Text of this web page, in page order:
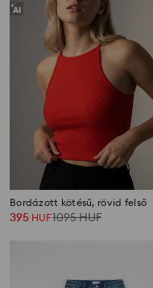
Bordázott kötésű, rövid felső
395 HUF1095HUF